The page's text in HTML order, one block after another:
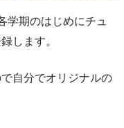
学期のはじめにチュ
します。
自分でオリジナルの